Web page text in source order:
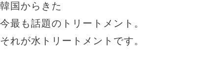
韓国からきた
今最も話題のトリートメント。
それが水トリートメントです。